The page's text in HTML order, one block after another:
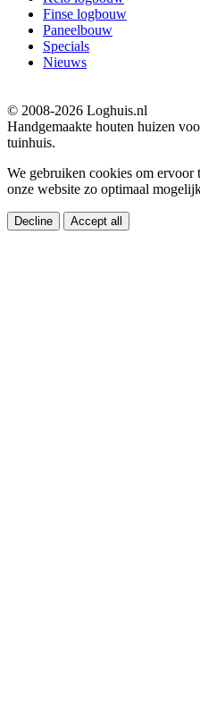
Finse logbouw
Paneelbouw
Specials
Nieuws
© 2008-2026 Loghuis.nl
Handgemaakte houten huizen
tuinhuis.
We gebruiken cookies om ervoor
onze website zo optimaal
Decline Accept all